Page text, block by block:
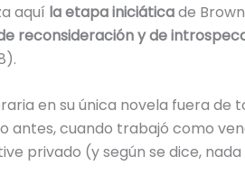
aquí la etapa iniciáticade
reconsideración y de
en su única novela fuera de
cuando trabajó como
privado (y según se dice, nada